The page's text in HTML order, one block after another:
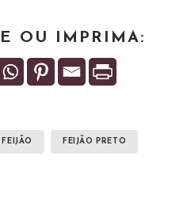
OU IMPRIMA:
FEIJÃO FEIJÃO PRETO